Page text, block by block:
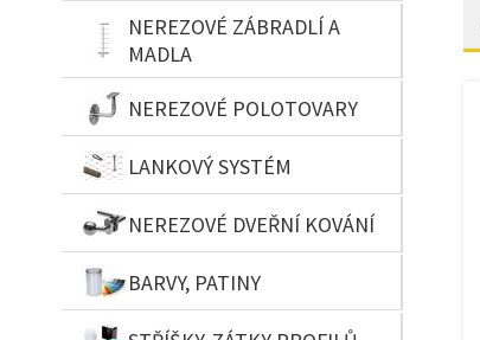
NEREZOVÉ ZÁBRADLÍ A
MADLA
NEREZOVÉ POLOTOVARY
LANKOVÝ SYSTÉM
NEREZOVÉ DVEŘNÍ KOVÁNÍ
BARVY, PATINY